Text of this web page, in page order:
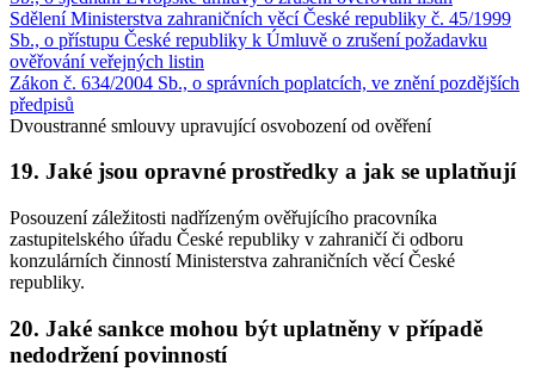
Sdělení Ministerstva zahraničních věcí České republiky č. 45/1999
Sb., o přístupu České republiky k Úmluvě o zrušení požadavku
ověřování veřejných listin
Zákon č. 634/2004 Sb., o správních poplatcích, ve znění pozdějších
předpisů
Dvoustranné smlouvy upravující osvobození od ověření
19. Jaké jsou opravné prostředky a jak se uplatňují
Posouzení záležitosti nadřízeným ověřujícího pracovníka
zastupitelského úřadu České republiky v zahraničí či odboru
konzulárních činností Ministerstva zahraničních věcí České
republiky.
20. Jaké sankce mohou být uplatněny v případě
nedodržení povinností